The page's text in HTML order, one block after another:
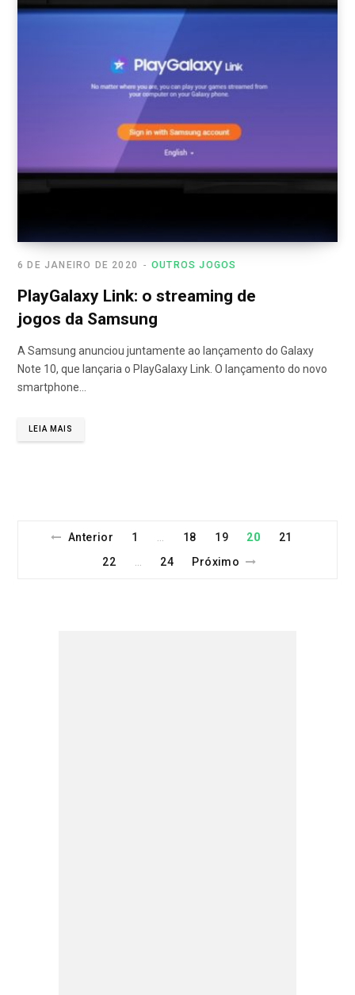
OUTROS JOGOS
6 DE JANEIRO DE 2020
PlayGalaxy Link: o streaming de
jogos da Samsung
A Samsung anunciou juntamente ao lançamento do Galaxy
Note 10, que lançaria o PlayGalaxy Link. O lançamento do novo
smartphone…
LEIA MAIS
Anterior 1 … 18 19 20
21
22
… 24 Próximo